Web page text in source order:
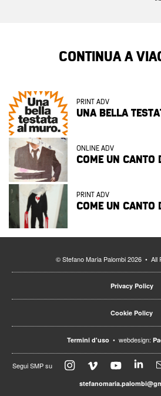
CONTINUA A
PRINT ADV
UNA BELLA
ONLINE ADV
COME UN CANTO
PRINT ADV
COME UN CANTO
© Stefano Maria Palombi 2026 • All
Privacy Policy
Cookie Policy
Termini d'uso • webdesign:
Segui SMP su